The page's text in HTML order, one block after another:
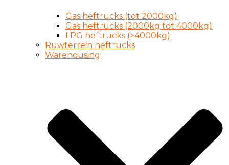
Gas heftrucks (tot 2000kg)
Gas heftrucks (2000kg tot 4000kg)
LPG heftrucks (>4000kg)
Ruwterrein heftrucks
Warehousing